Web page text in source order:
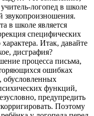
логопед в школе
звукопроизношения.
в школе является
специфических
Итак, давайте
дисграфия?
процесса письма,
ошибках
обусловленных
функций,
предупредить
Поэтому